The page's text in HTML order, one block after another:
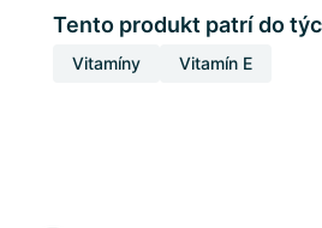
Tento produkt patrí do
Vitamíny Vitamín E